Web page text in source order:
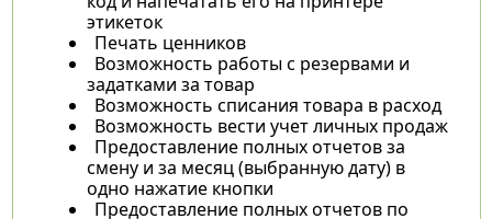
этикеток
Печать ценников
Возможность работы с резервами и
задатками за товар
Возможность списания товара в расход
Возможность вести учет личных продаж
Предоставление полных отчетов за
смену и за месяц (выбранную дату) в
одно нажатие кнопки
Предоставление полных отчетов по